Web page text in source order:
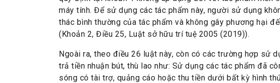
máy tính. Để sử dụng các tác phẩm này, người sử dụng
thác bình thường của tác phẩm và không gây phương hại
(Khoản 2, Điều 25, Luật sở hữu trí tuệ 2005 (2019)).
Ngoài ra, theo điều 26 luật này, còn có các trường hợp sử
trả tiền nhuận bút, thù lao như: Sử dụng các tác phẩm đã
sóng có tài trợ, quảng cáo hoặc thu tiền dưới bất kỳ hình